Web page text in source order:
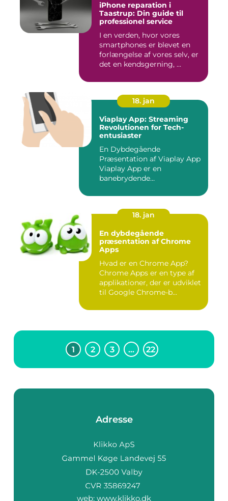
iPhone reparation i
Taastrup: Din guide til
professionel service
I en verden, hvor vores
smartphones er blevet en
forlængelse af vores selv, er
det en kendsgerning, ...
18. jan
Viaplay App: Streaming
Revolutionen for Tech-
entusiaster
En Dybdegående
Præsentation af Viaplay App
Viaplay App er en
banebrydende
18. jan
En dybdegående
præsentation af Chrome
Apps
Hvad er en Chrome App?
Chrome Apps er en type af
applikationer, der er udviklet
til Google Chrome-b...
1 2 3 … 22
Adresse
web: www.klikko.dk